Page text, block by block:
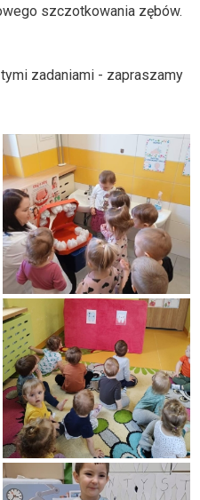
szczotkowania zębów.
zadaniami - zapraszamy